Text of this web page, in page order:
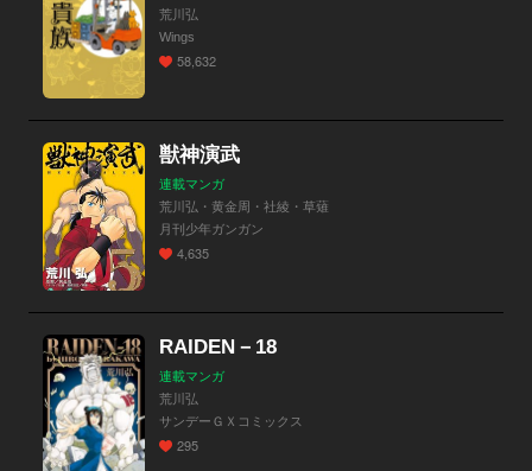
荒川弘
Wings
58,632
獣神演武
連載マンガ
荒川弘・黄金周・社綾・草薙
月刊少年ガンガン
4,635
RAIDEN－18
連載マンガ
荒川弘
サンデーＧＸコミックス
295